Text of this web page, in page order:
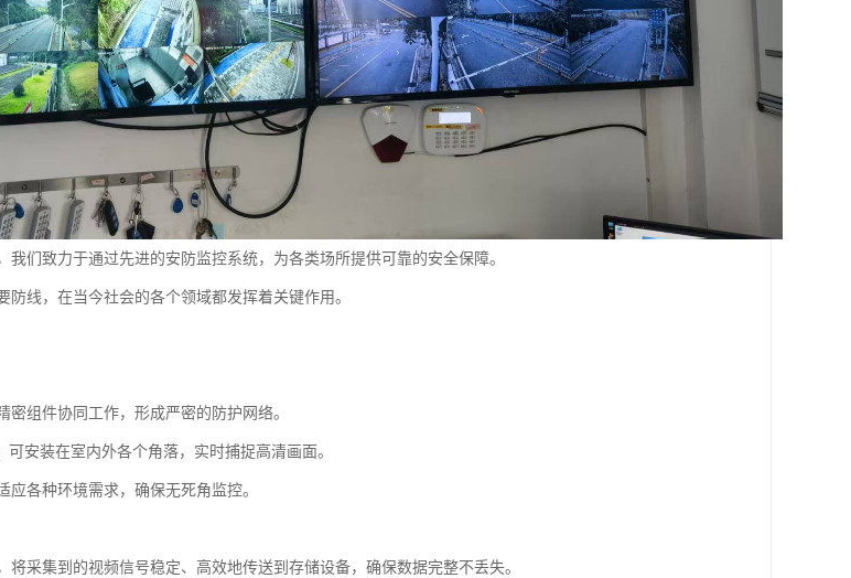
我们致力于通过先进的安防监控系统，为各类场所提供可靠的安全保障。
防线，在当今社会的各个领域都发挥着关键作用。
组件协同工作，形成严密的防护网络。
安装在室内外各个角落，实时捕捉高清画面。
各种环境需求，确保无死角监控。
将采集到的视频信号稳定、高效地传送到存储设备，确保数据完整不丢失。